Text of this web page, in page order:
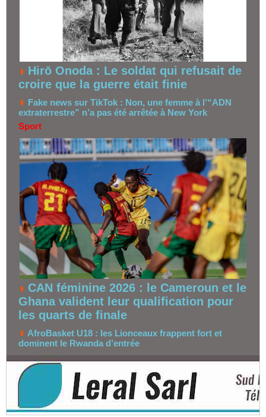
Hirō Onoda : Le soldat qui refusait de
croire que la guerre était finie
Fake news sur TikTok : Non, une femme à l’“ADN
extraterrestre” n’a pas été arrêtée à New York
Sport
CAN féminine 2026 : le Cameroun et le
Ghana valident leur qualification pour
les quarts de finale
AfroBasket U18 : les Lionceaux frappent fort et
dominent le Rwanda d’entrée